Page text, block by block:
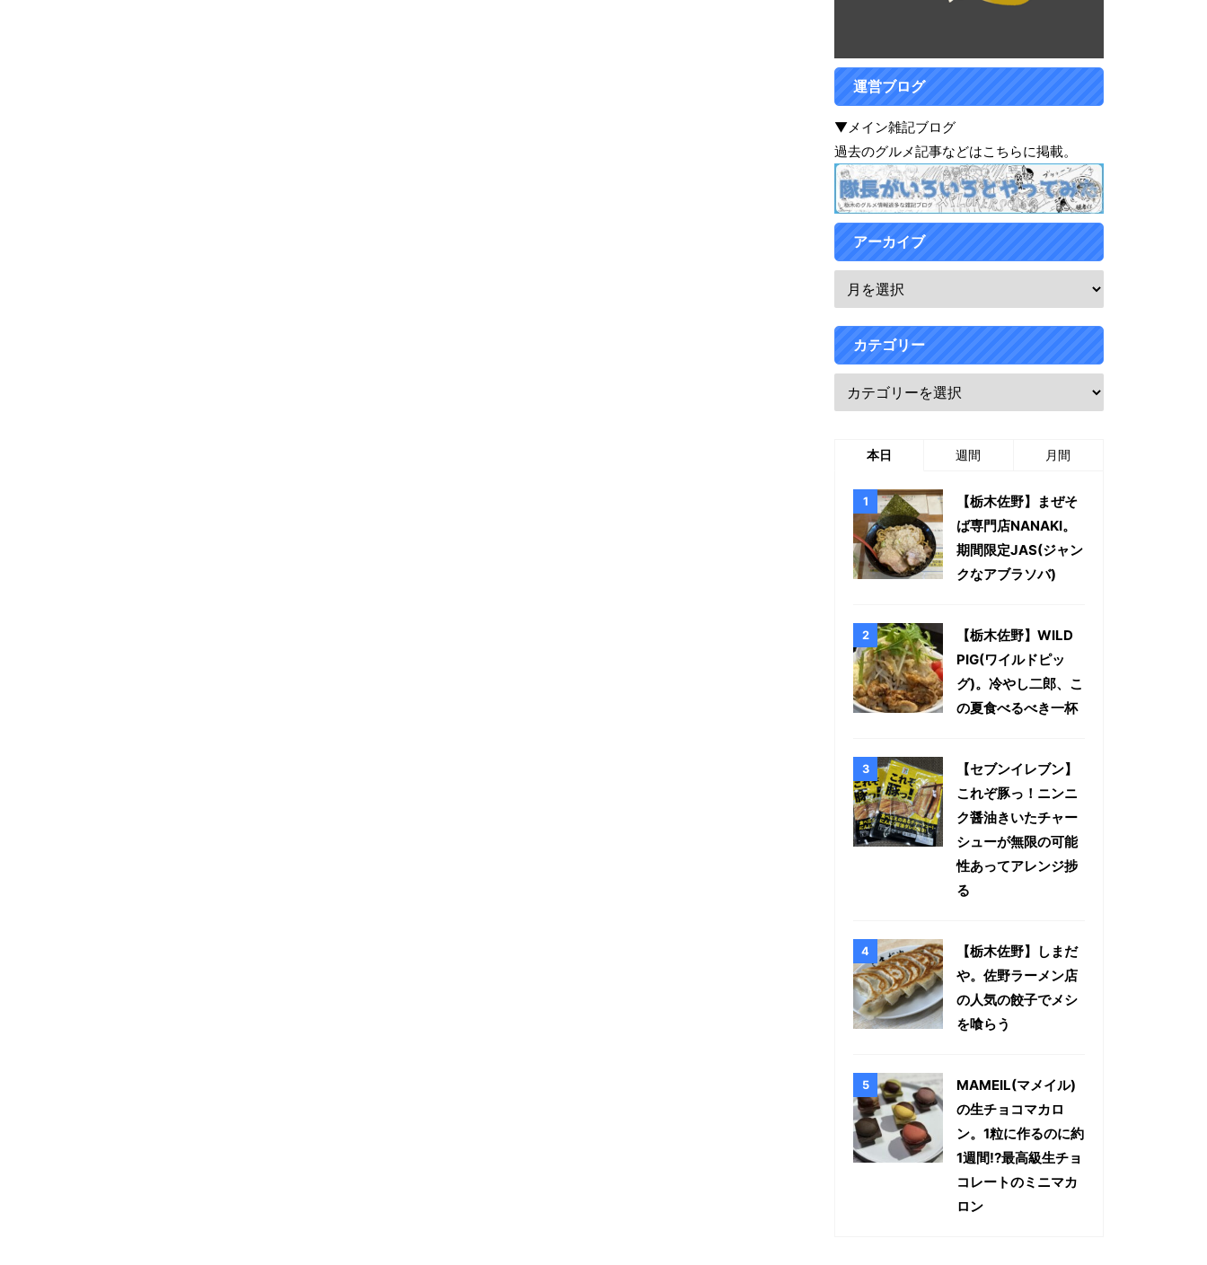
運営ブログ
▼メイン雑記ブログ
過去のグルメ記事などはこちらに掲載。
アーカイブ
カテゴリー
本日 週間 月間
【栃木佐野】まぜそ
ば専門店NANAKI。
期間限定JAS(ジャン
クなアブラソバ)
【栃木佐野】WILD
PIG(ワイルドピッ
グ)。冷やし二郎、こ
の夏食べるべき一杯
【セブンイレブン】
これぞ豚っ！ニンニ
ク醤油きいたチャー
シューが無限の可能
性あってアレンジ捗
る
【栃木佐野】しまだ
や。佐野ラーメン店
の人気の餃子でメシ
を喰らう
MAMEIL(マメイル)
の生チョコマカロ
ン。1粒に作るのに約
1週間!?最高級生チョ
コレートのミニマカ
ロン